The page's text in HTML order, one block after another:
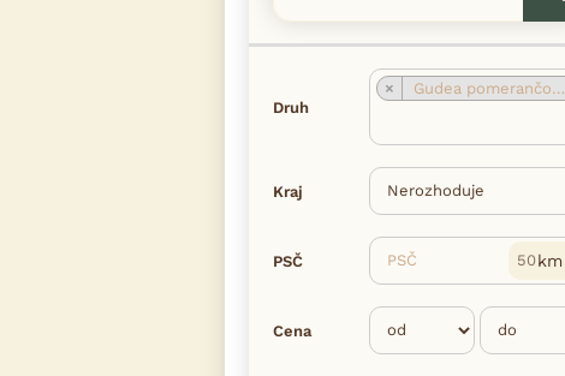
Druh
× Gudea pomerančová
Kraj
PSČ PSČ km
Cena